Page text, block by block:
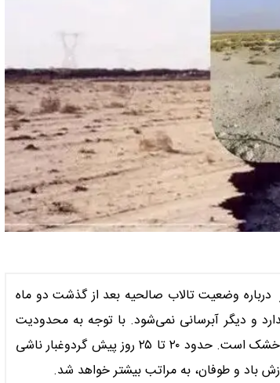
وضعیت تالاب صالحیه بعد از گذشت دو ماه
مناسبی ندارد و دیگر آبرسانی نمی‌شود. با توجه به محدودیت
منابع آبی در تهران، قزوین و کرج، سهم آب برای تالاب در نظر گرفته نشده و عملاً خشک است. حدود ۲۰ تا ۲۵ روز پیش گردوغبار ناشی
باد و طوفان، به مراتب بیشتر خواهد شد.